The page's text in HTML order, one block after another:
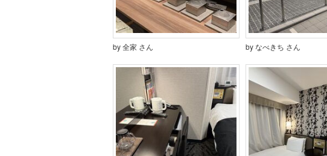
by 全家 さん by なべきち さん